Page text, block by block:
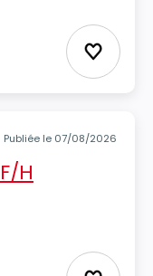
Ajouter
Publiée le 07/08/2026
H